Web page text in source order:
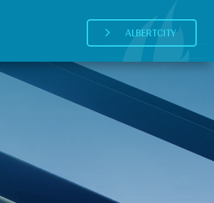
5 ALBERTCITY